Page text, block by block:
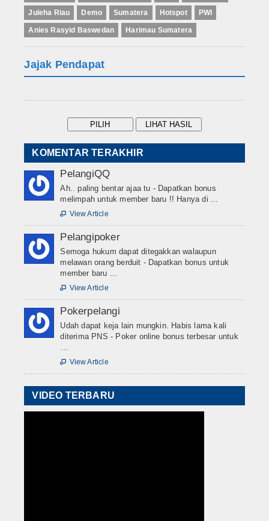
Juleha Riau Demo Sumatera Hotspot PWI
Anies Rasyid Baswedan Harimau Sumatera
Jajak Pendapat
KOMENTAR TERAKHIR
PelangiQQ
Ah.. paling bentar ajaa tu - Dapatkan bonus
melimpah untuk member baru !! Hanya di ...
 View Article
Pelangipoker
Semoga hukum dapat ditegakkan walaupun
melawan orang berduit - Dapatkan bonus untuk
member baru ...
 View Article
Pokerpelangi
Udah dapat keja lain mungkin. Habis lama kali
diterima PNS - Poker online bonus terbesar untuk
 View Article
VIDEO TERBARU